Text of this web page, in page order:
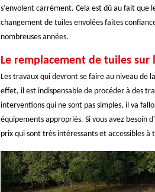
s’envolent carrément. Cela est dû au fait que
changement de tuiles envolées faites
nombreuses années.
Le remplacement de tuiles sur
Les travaux qui devront se faire au niveau
effet, il est indispensable de procéder à des
interventions qui ne sont pas simples, il va
équipements appropriés. Si vous avez
prix qui sont très intéressants et accessibles à